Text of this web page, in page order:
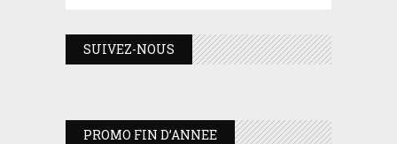
SUIVEZ-NOUS
PROMO FIN D’ANNEE